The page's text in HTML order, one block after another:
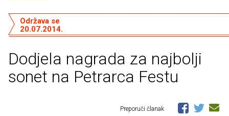
Dodjela nagrada za najbolji
sonet na Petrarca Festu
Održava se
20.07.2014.
Preporuči članak